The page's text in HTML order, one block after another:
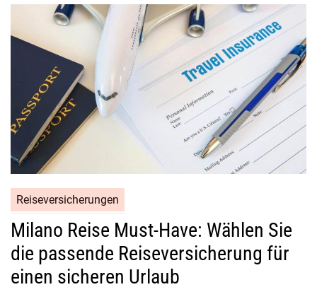
Reiseversicherungen
Milano Reise Must-Have: Wählen Sie
die passende Reiseversicherung für
einen sicheren Urlaub